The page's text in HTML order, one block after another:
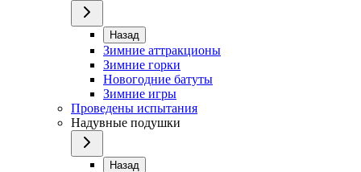
Назад
Зимние аттракционы
Зимние горки
Новогодние батуты
Зимние игры
Проведены испытания
Надувные подушки
Назад